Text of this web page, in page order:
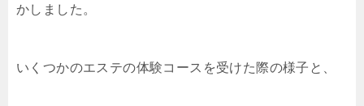
かしました。
いくつかのエステの体験コースを受けた際の様子と、